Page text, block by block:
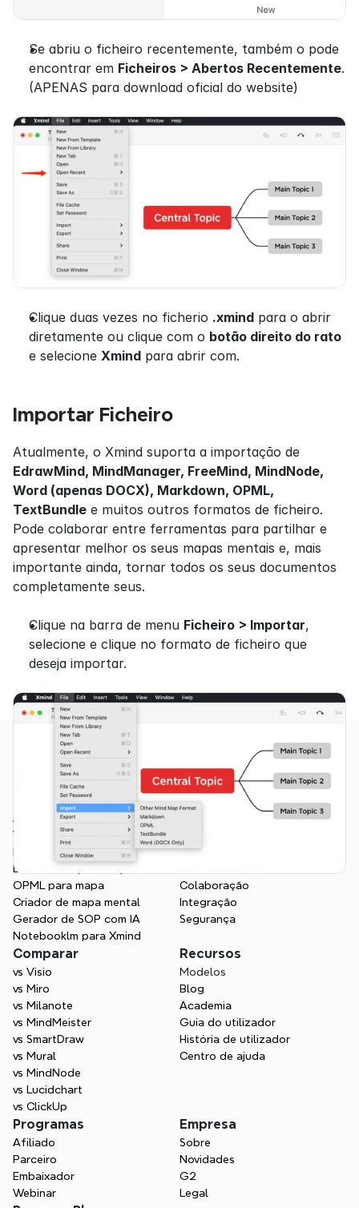
Se abriu o ficheiro recentemente, também o pode
encontrar em Ficheiros > Abertos Recentemente.
(APENAS para download oficial do website)
Clique duas vezes no ficherio .xmind para o abrir
diretamente ou clique com o botão direito do rato
e selecione Xmind para abrir com.
Importar Ficheiro
EdrawMind, MindManager, FreeMind, MindNode,
Word (apenas DOCX), Markdown, OPML,
TextBundle e muitos outros formatos de ficheiro.
Pode colaborar entre ferramentas para partilhar e
apresentar melhor os seus mapas mentais e, mais
importante ainda, tornar todos os seus documentos
completamente seus.
Clique na barra de menu Ficheiro > Importar,
selecione e clique no formato de ficheiro que
deseja importar.
Produtos
Aplicativo
Web
Markdown para mapa
Documento para mapa
OPML para mapa
Criador de mapa mental
Gerador de SOP com IA
Notebooklm para Xmind
Funcionalidades
Mapa mental de IA
Colaboração
Integração
Segurança
Comparar
vs Visio
vs Miro
vs Milanote
vs MindMeister
vs SmartDraw
vs Mural
vs MindNode
vs Lucidchart
vs ClickUp
Recursos
Modelos
Blog
Academia
Guia do utilizador
História de utilizador
Centro de ajuda
Programas
Afiliado
Parceiro
Embaixador
Webinar
Empresa
Sobre
Novidades
G2
Legal